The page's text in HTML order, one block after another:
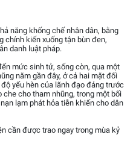
năng khống chế nhân dân, bằng
chính kiến xuống tận bùn đen,
danh luật pháp.
mức sinh tử, sống còn, qua một
năm gần đây, ở cả hai mặt đối
yếu hèn của lãnh đạo đảng trước
cho tham nhũng, trong một bối
lạm phát hỏa tiễn khiến cho dân
cần được trao ngay trong mùa kỷ